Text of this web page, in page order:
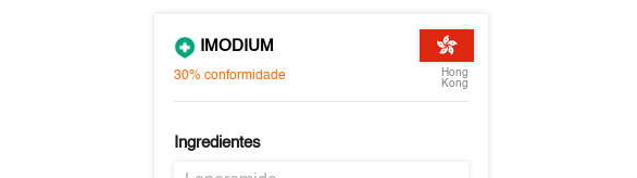
IMODIUM
30% conformidade
Hong
Kong
Ingredientes